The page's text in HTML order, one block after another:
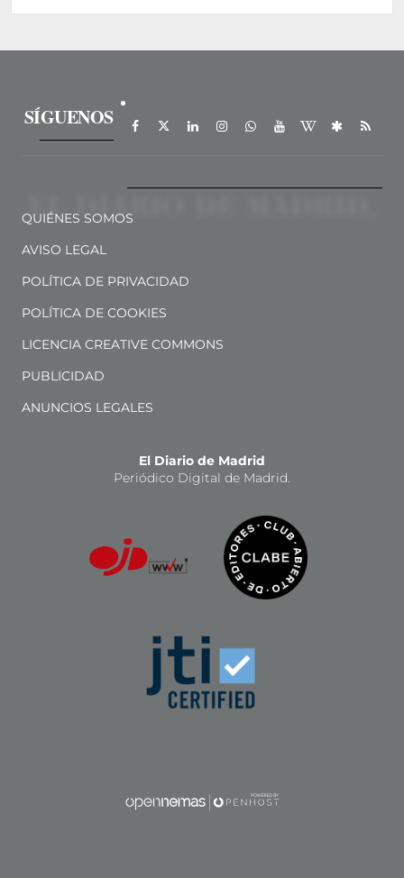
SÍGUENOS
QUIÉNES SOMOS
AVISO LEGAL
POLÍTICA DE PRIVACIDAD
POLÍTICA DE COOKIES
LICENCIA CREATIVE COMMONS
PUBLICIDAD
ANUNCIOS LEGALES
El Diario de Madrid
Periódico Digital de Madrid.